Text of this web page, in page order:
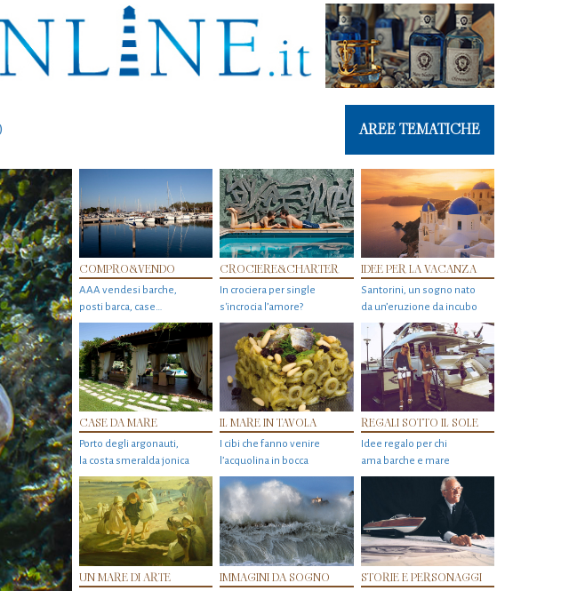
AREE TEMATICHE
COMPRO&VENDO
AAA vendesi barche,
posti barca, case…
CROCIERE&CHARTER
In crociera per single
s'incrocia l’amore?
IDEE PER LA VACANZA
Santorini, un sogno nato
da un’eruzione da incubo
CASE DA MARE
Porto degli argonauti,
la costa smeralda jonica
IL MARE IN TAVOLA
I cibi che fanno venire
l’acquolina in bocca
REGALI SOTTO IL SOLE
Idee regalo per chi
ama barche e mare
UN MARE DI ARTE IMMAGINI DA SOGNO STORIE E PERSONAGGI